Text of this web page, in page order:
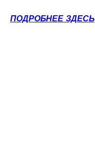
ПОДРОБНЕЕ ЗДЕСЬ